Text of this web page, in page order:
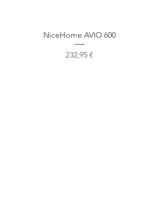
NiceHome AVIO 600
Cena
232,95 €